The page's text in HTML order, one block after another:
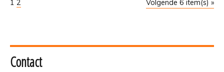
Volgende 6 item(s) »
1 2
Contact